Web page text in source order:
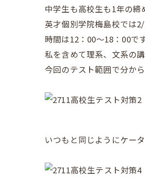
中学生も高校生も1年の締
英才個別学院梅島校では
時間は12：00～18：00です
私を含めて理系、文系の講
今回のテスト範囲で分か
いつもと同じようにケー